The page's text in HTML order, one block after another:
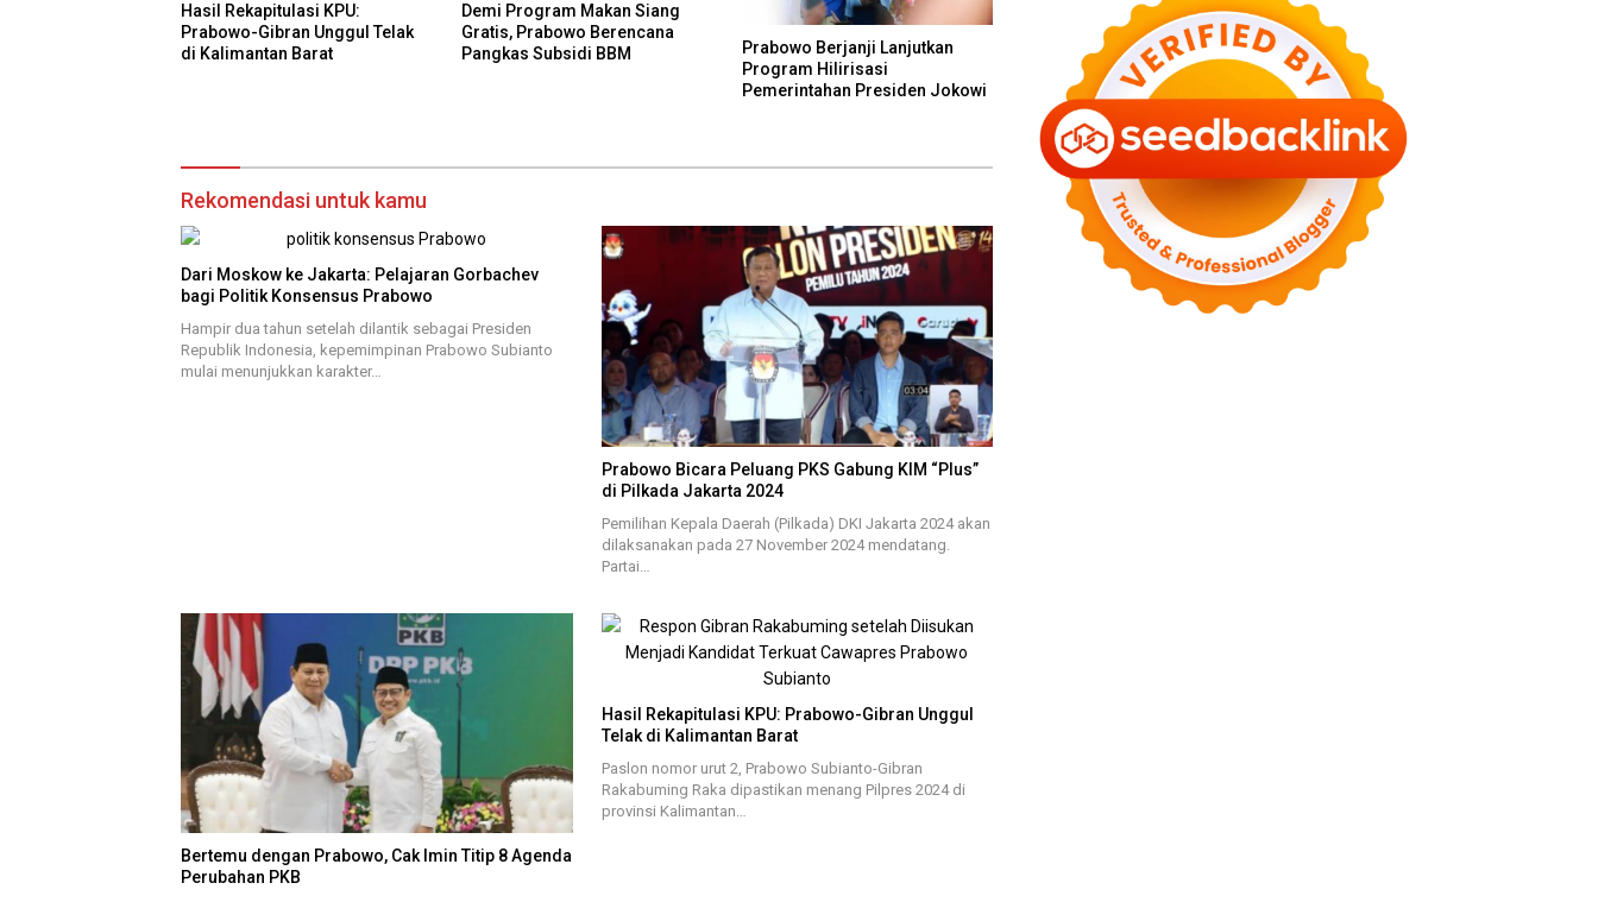
Hasil Rekapitulasi KPU:
Prabowo-Gibran Unggul Telak
di Kalimantan Barat
Demi Program Makan Siang
Gratis, Prabowo Berencana
Pangkas Subsidi BBM
Prabowo Berjanji Lanjutkan
Program Hilirisasi
Pemerintahan Presiden Jokowi
Rekomendasi untuk kamu
Dari Moskow ke Jakarta: Pelajaran Gorbachev
bagi Politik Konsensus Prabowo
Hampir dua tahun setelah dilantik sebagai Presiden
Republik Indonesia, kepemimpinan Prabowo Subianto
mulai menunjukkan karakter…
Prabowo Bicara Peluang PKS Gabung KIM “Plus”
di Pilkada Jakarta 2024
Pemilihan Kepala Daerah (Pilkada) DKI Jakarta 2024 akan
dilaksanakan pada 27 November 2024 mendatang.
Partai…
Bertemu dengan Prabowo, Cak Imin Titip 8 Agenda
Perubahan PKB
Hasil Rekapitulasi KPU: Prabowo-Gibran Unggul
Telak di Kalimantan Barat
Paslon nomor urut 2, Prabowo Subianto-Gibran
Rakabuming Raka dipastikan menang Pilpres 2024 di
provinsi Kalimantan…